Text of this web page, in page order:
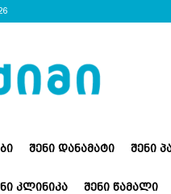
ᲨᲔᲜᲘ ᲓᲐᲜᲐᲛᲐᲢᲘ ᲨᲔᲜᲘ
ᲙᲚᲘᲜᲘᲙᲐ ᲨᲔᲜᲘ ᲬᲐᲛᲐᲚᲘ